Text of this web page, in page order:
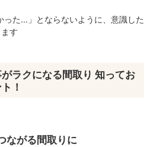
った...」とならないように、意識した
す
ラクになる間取り 知ってお
！
ながる間取りに